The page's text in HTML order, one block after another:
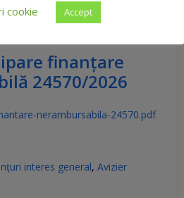
finanțare
24570/2026
nerambursabila-24570.pdf
interes general, Avizier
cookie
Accept